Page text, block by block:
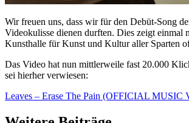
Wir freuen uns, dass wir für den Debüt-Song
Videokulisse dienen durften. Dies zeigt einmal
Kunsthalle für Kunst und Kultur aller Sparten
Das Video hat nun mittlerweile fast 20.000
sei hierher verwiesen:
Leaves – Erase The Pain (OFFICIAL MUSIC